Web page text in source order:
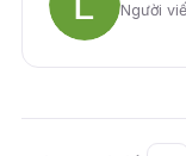
Người